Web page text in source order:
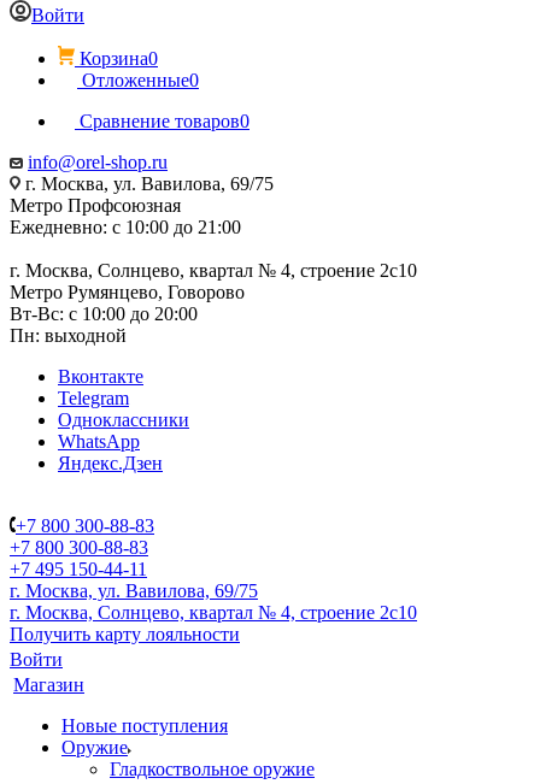
Войти
Корзина0
Отложенные0
Сравнение товаров0
info@orel-shop.ru
г. Москва, ул. Вавилова, 69/75
Метро Профсоюзная
Ежедневно: с 10:00 до 21:00
г. Москва, Солнцево, квартал № 4, строение 2с10
Метро Румянцево, Говорово
Вт-Вс: с 10:00 до 20:00
Пн: выходной
Вконтакте
Telegram
Одноклассники
WhatsApp
Яндекс.Дзен
+7 800 300-88-83
+7 800 300-88-83
+7 495 150-44-11
г. Москва, ул. Вавилова, 69/75
г. Москва, Солнцево, квартал № 4, строение 2с10
Получить карту лояльности
Войти
Магазин
Новые поступления
Оружие
Гладкоствольное оружие